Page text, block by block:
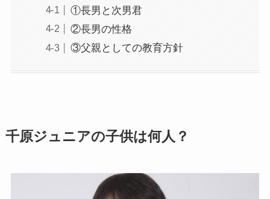
①長男と次男君
②長男の性格
③父親としての教育方針
千原ジュニアの子供は何人？